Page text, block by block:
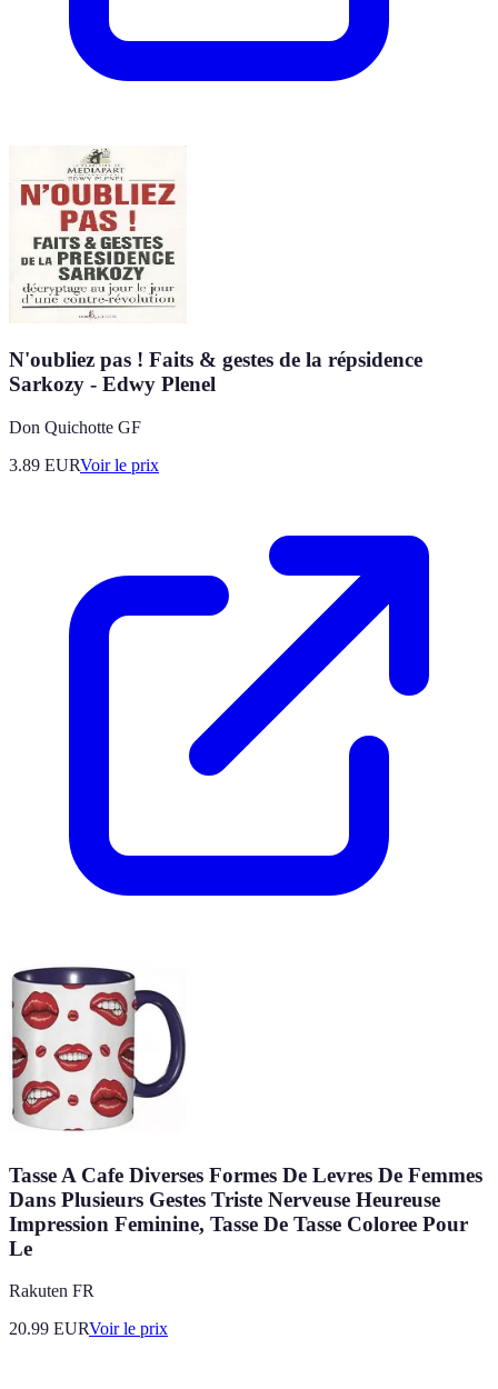
N'oubliez pas ! Faits & gestes de la répsidence
Sarkozy - Edwy Plenel
Don Quichotte GF
3.89 EURVoir le prix
Tasse A Cafe Diverses Formes De Levres De Femmes
Dans Plusieurs Gestes Triste Nerveuse Heureuse
Impression Feminine, Tasse De Tasse Coloree Pour
Le
Rakuten FR
20.99 EURVoir le prix